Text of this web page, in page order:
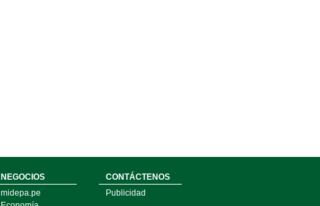
NEGOCIOS
midepa.pe
CONTÁCTENOS
Publicidad